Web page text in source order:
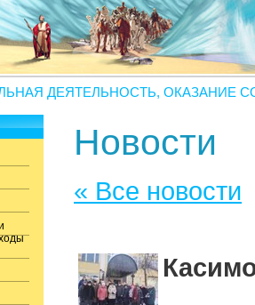
ДЕЯТЕЛЬНОСТЬ, ОКАЗАНИЕ
Новости
« Все новости